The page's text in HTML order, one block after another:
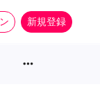
新規登録
more_horiz